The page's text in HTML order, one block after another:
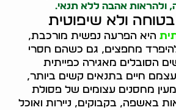
ולהראות אהבה ללא תנאי.
ולא שיפוטית
היא הפרעה נפשית מורכבת,
להיפרד מחפצים, גם כשהם חסרי
הסובלים מאגירה כפייתית
חיים בתנאים קשים ביותר,
מחסנים עצומים של פסולת
באשפה, בקבוקים, ניירות ואוכל